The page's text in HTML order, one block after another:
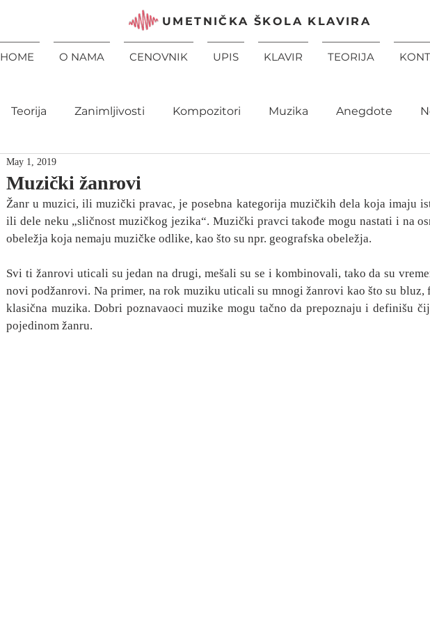
UMETNIČKA ŠKOLA KLAVIRA
HOME O NAMA CENOVNIK UPIS KLAVIR TEORIJA
Teorija Zanimljivosti Kompozitori Muzika Anegdote
Muzički žanrovi
May 1, 2019
Žanr u muzici, ili muzički pravac, je posebna kategorija muzičkih dela koja imaju
ili dele neku „sličnost muzičkog jezika“. Muzički pravci takođe mogu nastati i na
obeležja koja nemaju muzičke odlike, kao što su npr. geografska obeležja.
Svi ti žanrovi uticali su jedan na drugi, mešali su se i kombinovali, tako da su
novi podžanrovi. Na primer, na rok muziku uticali su mnogi žanrovi kao što su bluz,
klasična muzika. Dobri poznavaoci muzike mogu tačno da prepoznaju i definišu
pojedinom žanru.